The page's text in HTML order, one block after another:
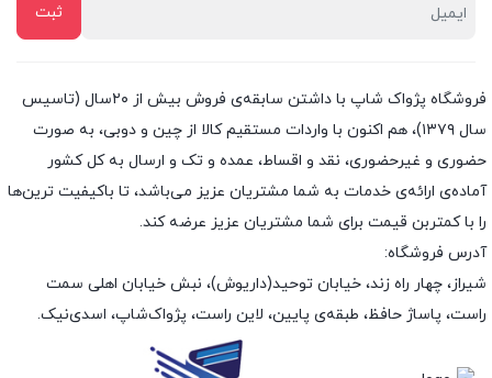
فروشگاه پژواک شاپ با داشتن سابقه‌ی فروش بیش از ۲۰سال (تاسیس
سال ۱۳۷۹)، هم اکنون با واردات مستقیم کالا از چین و دوبی، به صورت
حضوری و غیرحضوری، نقد و اقساط، عمده و تک و ارسال به کل کشور
آماده‌ی ارائه‌ی خدمات به شما مشتریان عزیز می‌باشد، تا باکیفیت ترین‌ها
را با کمتربن قیمت برای شما مشتریان عزیز عرضه کند.
آدرس فروشگاه:
شیراز، چهار راه زند، خیابان توحید(داریوش)، نبش خیابان اهلی سمت
راست، پاساژ حافظ، طبقه‌ی پایین، لاین راست، پژواک‌شاپ، اسدی‌نیک.